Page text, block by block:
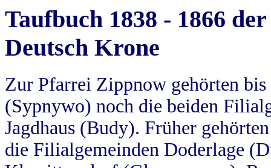
Taufbuch 1838 - 1866
Deutsch Krone
Zur Pfarrei Zippnow gehörten
(Sypnywo) noch die beiden
Jagdhaus (Budy). Früher
die Filialgemeinden Doderlage